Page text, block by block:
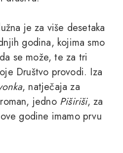
je za više desetaka
godina, kojima smo
se može, te za tri
Društvo provodi. Iza
, natječaja za
jedno Piširiši, za
godine imamo prvu